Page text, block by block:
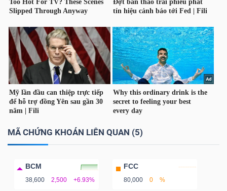
MÃ CHỨNG KHOÁN LIÊN QUAN (5)
BCM
38,600 2,500 +6.93%
FCC
80,000 0 %